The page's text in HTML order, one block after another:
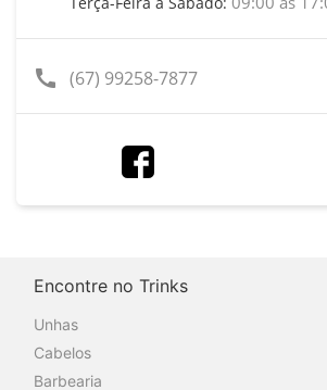
call (67) 99258-7877
Encontre no Trinks
Unhas
Cabelos
Barbearia